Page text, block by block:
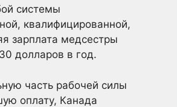
системы
квалифицированной,
зарплата медсестры
долларов в год.
часть рабочей силы
оплату, Канада